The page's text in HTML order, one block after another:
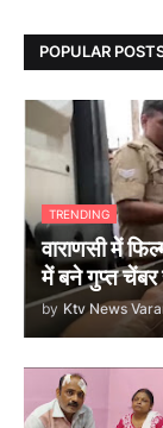
POPULAR
TRENDING
वाराणसी में
में बने गुप्त चेंबर
by Ktv News